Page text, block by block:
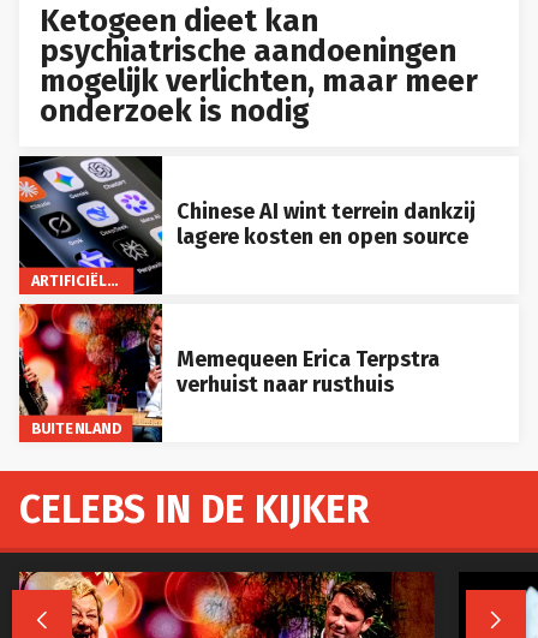
Ketogeen dieet kan
psychiatrische aandoeningen
mogelijk verlichten, maar meer
onderzoek is nodig
ARTIFICIËLE INTELLIGENTIE
Chinese AI wint terrein dankzij
lagere kosten en open source
BUITENLAND
Memequeen Erica Terpstra
verhuist naar rusthuis
CELEBS IN DE KIJKER
 